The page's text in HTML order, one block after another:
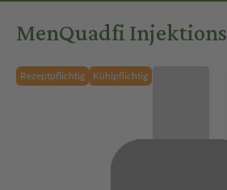
MenQuadfi
Rezeptpflichtig Kühlpflichtig